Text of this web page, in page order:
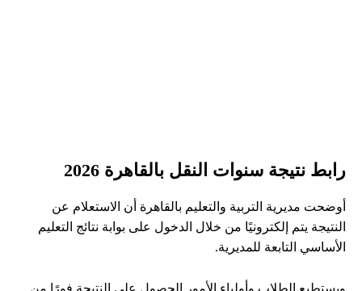
رابط نتيجة سنوات النقل بالقاهرة 2026
أوضحت مديرية التربية والتعليم بالقاهرة أن الاستعلام عن
النتيجة يتم إلكترونيًا من خلال الدخول على بوابة نتائج التعليم
الأساسي التابعة للمديرية.
ويستطيع الطلاب وأولياء الأمور الحصول على النتيجة فورًا من